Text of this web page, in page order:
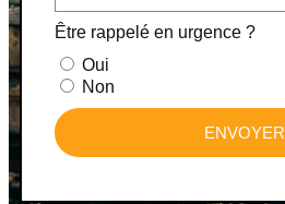
Être rappelé en urgence ?
Oui
Non
ENVOYER